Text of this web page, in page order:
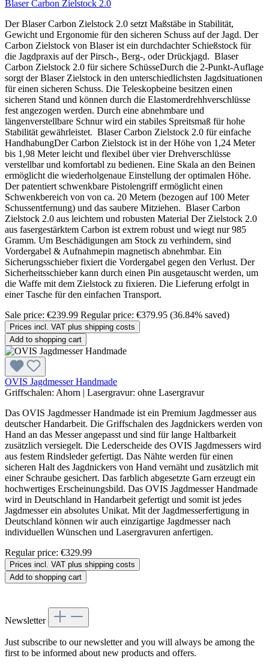
Blaser Carbon Zielstock 2.0
Der Blaser Carbon Zielstock 2.0 setzt Maßstäbe in Stabilität,
Gewicht und Ergonomie für den sicheren Schuss auf der Jagd. Der
Carbon Zielstock von Blaser ist ein durchdachter Schießstock für
die Jagdpraxis auf der Pirsch-, Berg-, oder Drückjagd. Blaser
Carbon Zielstock 2.0 für sichere SchüsseDurch die 2-Punkt-Auflage
sorgt der Blaser Zielstock in den unterschiedlichsten Jagdsituationen
für einen sicheren Schuss. Die Teleskopbeine besitzen einen
sicheren Stand und können durch die Elastomerdrehhverschlüsse
fest angezogen werden. Durch eine abnehmbare und
längenverstellbare Schnur wird ein stabiles Spreitsmaß für hohe
Stabilität gewährleistet. Blaser Carbon Zielstock 2.0 für einfache
HandhabungDer Carbon Zielstock ist in der Höhe von 1,24 Meter
bis 1,98 Meter leicht und flexibel über vier Drehverschlüsse
verstellbar und komfortabl zu bedienen. Eine Skala an den Beinen
ermöglicht die wiederholgenaue Einstellung der optimalen Höhe.
Der patentiert schwenkbare Pistolengriff ermöglicht einen
Schwenkbereich von von ca. 20 Metern (bezogen auf 100 Meter
Schussentfernung) und das saubere Mitziehen. Blaser Carbon
Zielstock 2.0 aus leichtem und robusten Material Der Zielstock 2.0
aus fasergestärktem Carbon ist extrem robust und wiegt nur 985
Gramm. Um Beschädigungen am Stock zu verhindern, sind
Vordergabel & Aufnahmepin magnetisch abnehmbar. Ein
Sicherungsschieber fixiert die Vordergabel gegen den Verlust. Der
Sicherheitsschieber kann durch einen Pin ausgetauscht werden, um
die Waffe mit dem Zielstock zu fixieren. Die Lieferung erfolgt in
einer Tasche für den einfachen Transport.
Sale price: €239.99 Regular price: €379.95 (36.84% saved)
Prices incl. VAT plus shipping costs
Add to shopping cart
OVIS Jagdmesser Handmade
Griffschalen: Ahorn | Lasergravur: ohne Lasergravur
Das OVIS Jagdmesser Handmade ist ein Premium Jagdmesser aus
deutscher Handarbeit. Die Griffschalen des Jagdnickers werden von
Hand an das Messer angepasst und sind für lange Haltbarkeit
zusätzlich versiegelt. Die Lederscheide des OVIS Jagdmessers wird
aus festem Rindsleder gefertigt. Das Nähte werden für einen
sicheren Halt des Jagdnickers von Hand vernäht und zusätzlich mit
einer Schraube gesichert. Das farblich abgesetzte Garn erzeugt ein
hochwertiges Erscheinungsbild. Das OVIS Jagdmesser Handmade
wird in Deutschland in Handarbeit gefertigt und somit ist jedes
Jagdmesser ein absolutes Unikat. Mit der Jagdmesserfertigung in
Deutschland können wir auch einzigartige Jagdmesser nach
individuellen Wünschen und Lasergravuren anfertigen.
Regular price: €329.99
Prices incl. VAT plus shipping costs
Add to shopping cart
Newsletter
Just subscribe to our newsletter and you will always be among the
first to be informed about new products and offers.